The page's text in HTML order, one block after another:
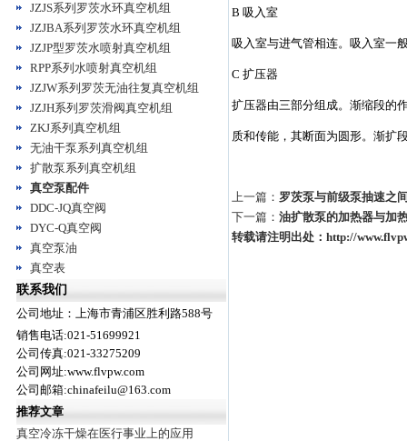
JZJS系列罗茨水环真空机组
JZJBA系列罗茨水环真空机组
JZJP型罗茨水喷射真空机组
RPP系列水喷射真空机组
JZJW系列罗茨无油往复真空机组
JZJH系列罗茨滑阀真空机组
ZKJ系列真空机组
无油干泵系列真空机组
扩散泵系列真空机组
真空泵配件
DDC-JQ真空阀
DYC-Q真空阀
真空泵油
真空表
联系我们
公司地址：上海市青浦区胜利路588号
销售电话:021-51699921
公司传真:021-33275209
公司网址:www.flvpw.com
公司邮箱:chinafeilu@163.com
推荐文章
真空冷冻干燥在医行事业上的应用
B 吸入室
吸入室与进气管相连。吸入室一
C 扩压器
扩压器由三部分组成。渐缩段的
质和传能，其断面为圆形。渐扩
上一篇： 罗茨泵与前级泵抽速之
下一篇： 油扩散泵的加热器与加
转载请注明出处： http://